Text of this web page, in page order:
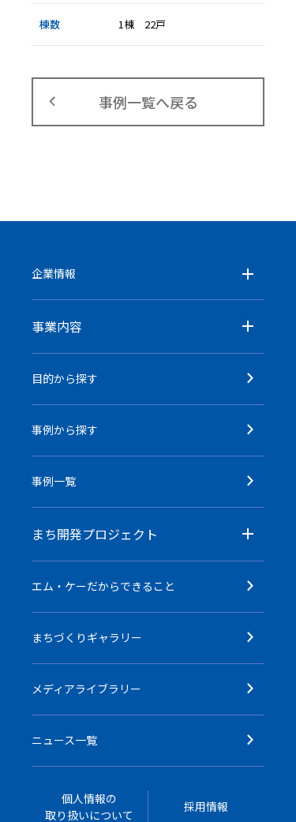
棟数 1棟 22戸
事例一覧へ戻る
企業情報
事業内容
目的から探す
事例から探す
事例一覧
まち開発プロジェクト
エム・ケーだからできること
まちづくりギャラリー
メディアライブラリー
ニュース一覧
個人情報の
取り扱いについて
採用情報